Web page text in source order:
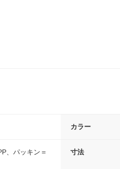
カラー
、パッキン＝
寸法